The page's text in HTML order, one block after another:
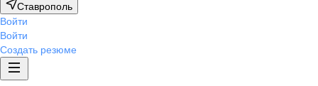
Ставрополь
Войти
Войти
Создать резюме